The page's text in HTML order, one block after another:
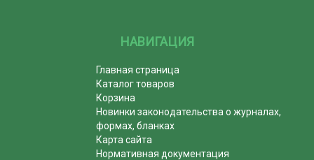
НАВИГАЦИЯ
Главная страница
Каталог товаров
Корзина
Новинки законодательства о журналах,
формах, бланках
Карта сайта
Нормативная документация